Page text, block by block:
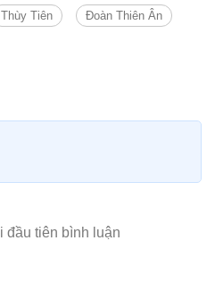
Thùy Tiên Đoàn Thiên Ân